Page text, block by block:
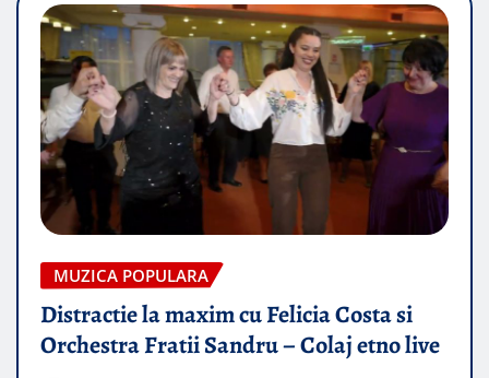
MUZICA POPULARA
Distractie la maxim cu Felicia Costa si
Orchestra Fratii Sandru – Colaj etno live